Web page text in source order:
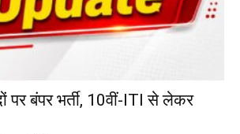
पर बंपर भर्ती, 10वीं-ITI से लेकर